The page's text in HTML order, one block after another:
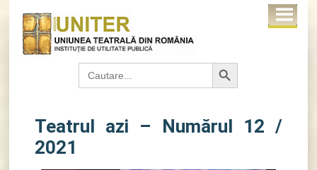
Search
for:
Search Button
Teatrul azi – Numărul 12 /
2021